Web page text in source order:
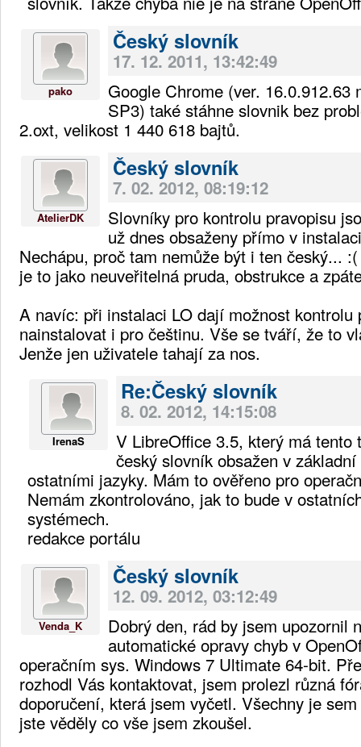
pako
Český slovník
17. 12. 2011, 13:42:49
Google Chrome (ver. 16.0.912.63
SP3) také stáhne slovnik bez
2.oxt, velikost 1 440 618 bajtů.
AtelierDK
Český slovník
7. 02. 2012, 08:19:12
Slovníky pro kontrolu pravopisu
už dnes obsaženy přímo v
Nechápu, proč tam nemůže být i ten český...
je to jako neuveřitelná pruda, obstrukce a
A navíc: při instalaci LO dají možnost kontrolu
nainstalovat i pro češtinu. Vše se tváří, že to
Jenže jen uživatele tahají za nos.
IrenaS
Re:Český slovník
8. 02. 2012, 14:15:08
V LibreOffice 3.5, který má tento
český slovník obsažen v
ostatními jazyky. Mám to ověřeno pro
Nemám zkontrolováno, jak to bude v
systémech.
redakce portálu
Venda_K
Český slovník
12. 09. 2012, 03:12:49
Dobrý den, rád by jsem upozornil
automatické opravy chyb v
operačním sys. Windows 7 Ultimate 64-bit.
rozhodl Vás kontaktovat, jsem prolezl různá
doporučení, která jsem vyčetl. Všechny je
jste věděly co vše jsem zkoušel.